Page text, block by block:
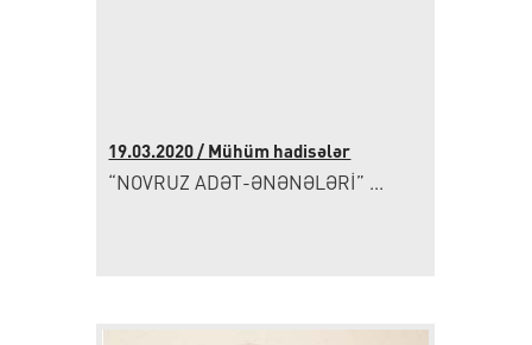
19.03.2020 / Mühüm hadisələr
“NOVRUZ ADƏT-ƏNƏNƏLƏRİ” ...